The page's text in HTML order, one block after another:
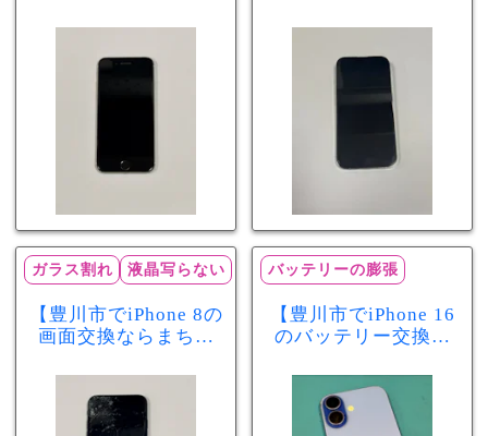
スマ豊川店】電池の
減りが早い症状も当
店】バッテリー交換
で復旧するケースも
あります！
ガラス割れ 液晶写らない
【豊川市でiPhone 8の
画面交換ならまちス
れ・液晶不良も当日
60分で修理可能！
バッテリーの膨張
【豊川市でiPhone 16
のバッテリー交換な
少し膨張したバッテ
リーも当日90分で安
心修理！